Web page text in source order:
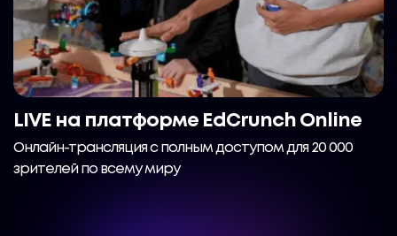
LIVE на платформе EdCrunch Online
Онлайн-трансляция с полным доступом для 20 000
зрителей по всему миру